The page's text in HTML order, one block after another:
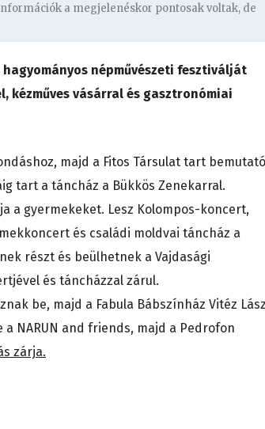
a megjelenéskor pontosak voltak, de
népművészeti fesztiválját
vásárral és gasztronómiai
majd a Fitos Társulat tart
tart a táncház a Bükkös Zenekarral.
a gyermekeket. Lesz Kolompos-koncert,
és családi moldvai táncház a
részt és beülhetnek a Vajdasági
és táncházzal zárul.
be, majd a Fabula Bábszínház Vitéz
NARUN and friends, majd a Pedrofon
zárja.